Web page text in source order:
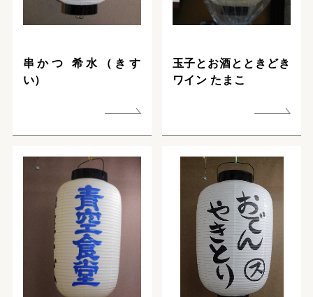
串かつ 希水（きす
い）
玉子とお酒とときどき
ワイン たまこ